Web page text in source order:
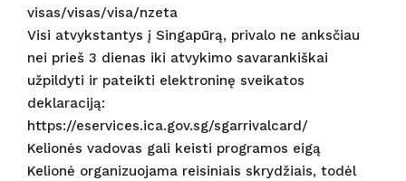
visas/visas/visa/nzeta
Visi atvykstantys į Singapūrą, privalo ne anksčiau
nei prieš 3 dienas iki atvykimo savarankiškai
užpildyti ir pateikti elektroninę sveikatos
deklaraciją:
https://eservices.ica.gov.sg/sgarrivalcard/
Kelionės vadovas gali keisti programos eigą
Kelionė organizuojama reisiniais skrydžiais, todėl